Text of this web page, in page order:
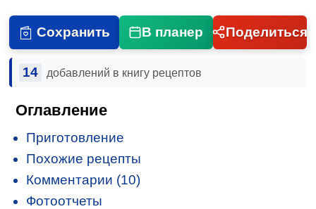
Сохранить В планер Поделиться
14 добавлений в книгу рецептов
Оглавление
Приготовление
Похожие рецепты
Комментарии (10)
Фотоотчеты